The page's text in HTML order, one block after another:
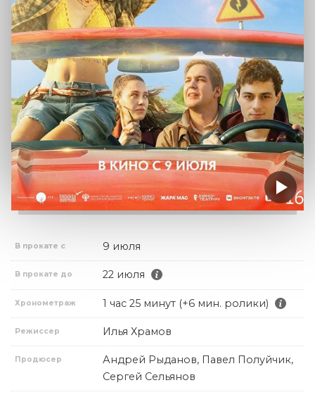
В прокате с 9 июля
В прокате до 22 июля
Хронометраж 1 час 25 минут (+6 мин. ролики)
Режиссер Илья Храмов
Продюсер
Андрей Рыданов, Павел Полуйчик,
Сергей Сельянов